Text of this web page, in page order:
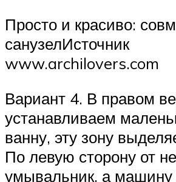
Просто и красиво:
санузелИсточник
www.archilovers.com
Вариант 4. В правом
устанавливаем
ванну, эту зону
По левую сторону от
умывальник, а